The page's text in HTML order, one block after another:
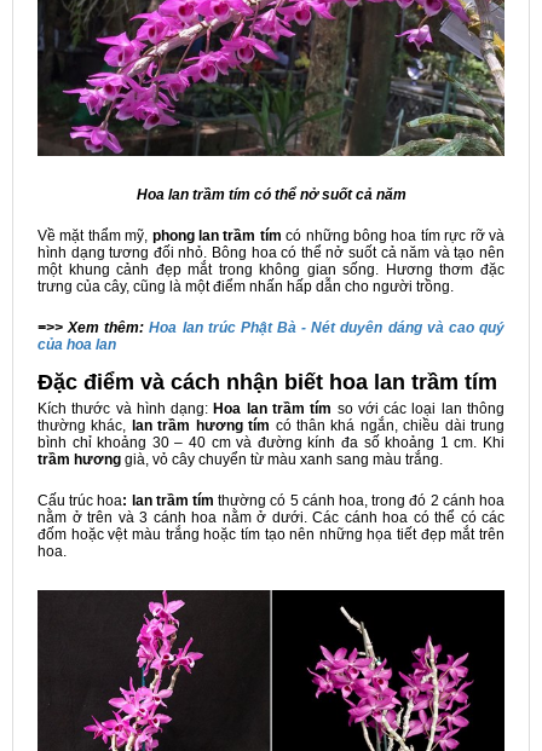
Hoa lan trầm tím có thể nở suốt cả năm
Về mặt thẩm mỹ, phong lan trầm tím có những bông hoa tím rực rỡ và
hình dạng tương đối nhỏ. Bông hoa có thể nở suốt cả năm và tạo nên
một khung cảnh đẹp mắt trong không gian sống. Hương thơm đặc
trưng của cây, cũng là một điểm nhấn hấp dẫn cho người trồng.
=>> Xem thêm:Hoa lan trúc Phật Bà - Nét duyên dáng và cao quý
của hoa lan
Đặc điểm và cách nhận biết hoa lan trầm tím
Kích thước và hình dạng: Hoa lan trầm tím so với các loại lan thông
thường khác, lan trầm hương tím có thân khá ngắn, chiều dài trung
bình chỉ khoảng 30 – 40 cm và đường kính đa số khoảng 1 cm. Khi
trầm hương già, vỏ cây chuyển từ màu xanh sang màu trắng.
Cấu trúc hoa: lan trầm tím thường có 5 cánh hoa, trong đó 2 cánh hoa
nằm ở trên và 3 cánh hoa nằm ở dưới. Các cánh hoa có thể có các
đốm hoặc vệt màu trắng hoặc tím tạo nên những họa tiết đẹp mắt trên
hoa.